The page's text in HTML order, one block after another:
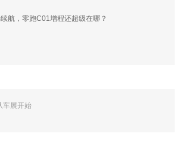
航，零跑C01增程还超级在哪？
车展开始